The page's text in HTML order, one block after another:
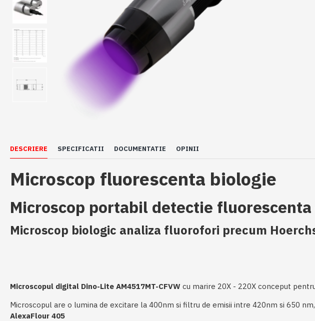
DESCRIERE SPECIFICATII DOCUMENTATIE OPINII
Microscop fluorescenta biologie
Microscop portabil detectie fluorescenta
Microscop biologic analiza fluorofori precum
Microscopul digital Dino-Lite AM4517MT-CFVW cu marire 20X - 220X conceput
Microscopul are o lumina de excitare la 400nm si filtru de emisii intre 420nm si 650
AlexaFlour 405